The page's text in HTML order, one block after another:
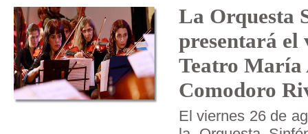
La Orquesta
presentará el
Teatro
Comodoro
El viernes 26 de